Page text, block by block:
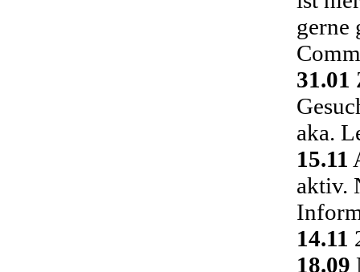
gerne
31.01
aka.
15.11
aktiv.
14.11
18.09